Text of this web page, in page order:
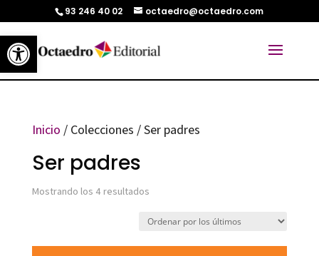
Abrir barra de herramientas
93 246 40 02 octaedro@octaedro.com
Inicio / Colecciones / Ser padres
Ser padres
Mostrando los 4 resultadosOrdenado